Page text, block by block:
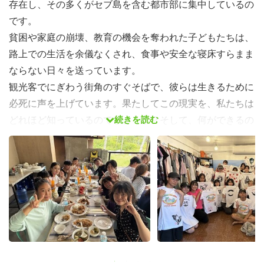
存在し、その多くがセブ島を含む都市部に集中しているの
です。
貧困や家庭の崩壊、教育の機会を奪われた子どもたちは、
路上での生活を余儀なくされ、食事や安全な寝床すらまま
ならない日々を送っています。
観光客でにぎわう街角のすぐそばで、彼らは生きるために
必死に声を上げています。果たしてこの現実を、私たちは
どれほど知っているのでしょうか？そして、何ができるの
でしょうか？
今回のグローバルワークショップは、そんな彼らと触れ合
い・交流し、フィリピンのみならず東南アジアが抱える社
会問題と向き合い、かつ「セブ島街頭インタビュー」と題
して、さまざまな課題・研究にチャレンジしてもらうため
の10日間です。
続きを読む